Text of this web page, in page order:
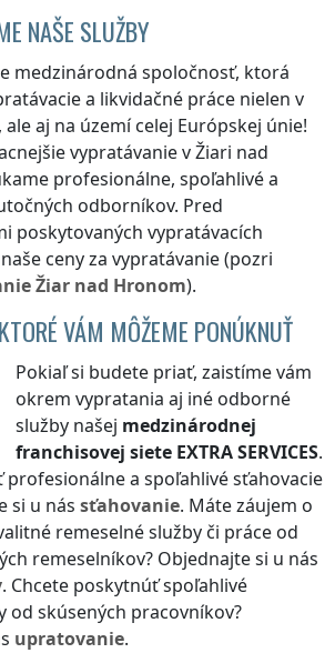
NAŠE SLUŽBY
medzinárodná spoločnosť, ktorá
a likvidačné práce nielen v
, ale aj na území celej Európskej únie!
vypratávaniev Žiari nad
profesionálne, spoľahlivé a
odborníkov. Pred
poskytovaných vypratávacích
ceny za vypratávanie (pozri
Žiar nad Hronom).
VÁM MÔŽEME PONÚKNUŤ
Pokiaľ si budete priať, zaistíme vám
okrem vypratania aj iné odborné
služby našej medzinárodnej
franchisovej siete EXTRA SERVICES.
a spoľahlivé sťahovacie
si u nás sťahovanie. Máte záujem o
remeselné služby či práce od
remeselníkov? Objednajte si u nás
. Chcete poskytnúť spoľahlivé
od skúsených pracovníkov?
upratovanie.